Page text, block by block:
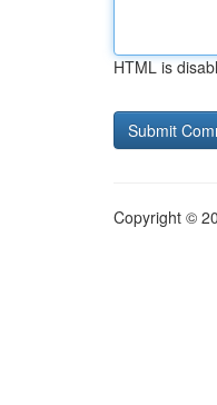
HTML is
Copyright ©